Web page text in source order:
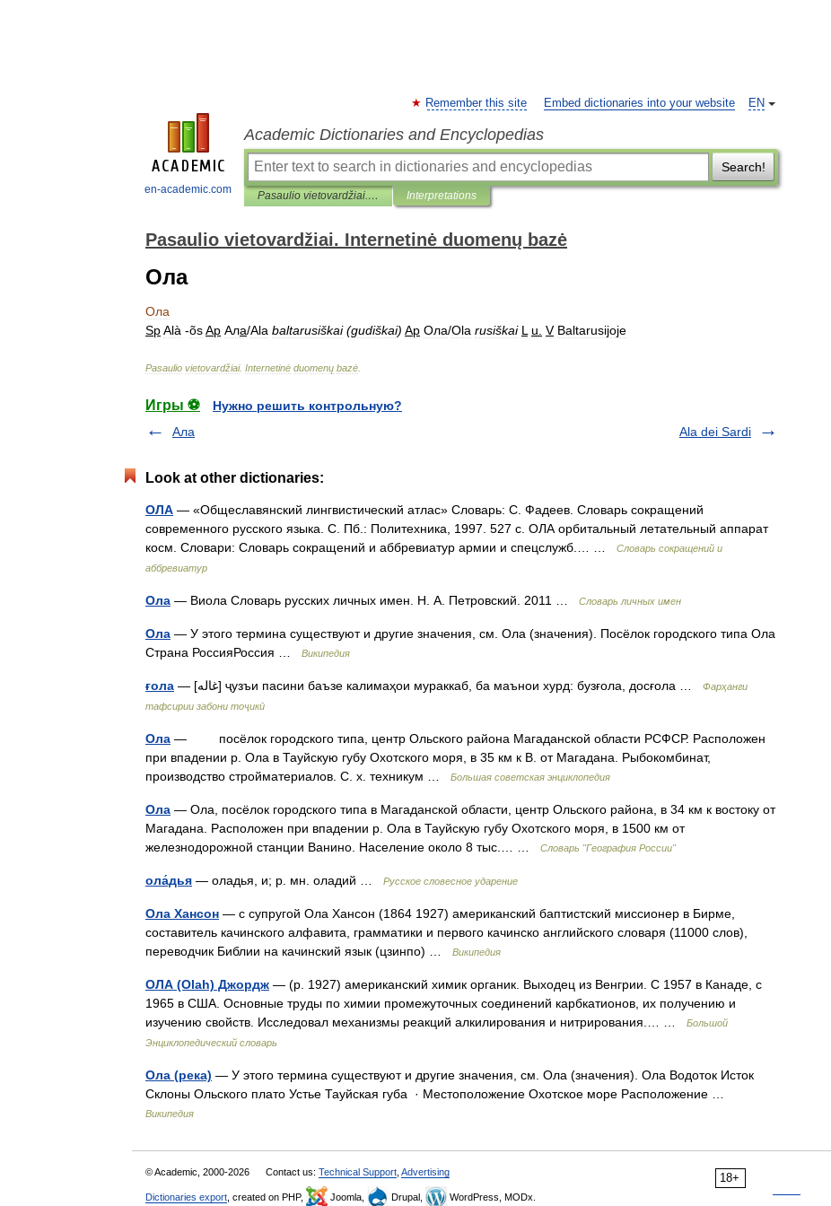
en-academic.com
EN
Remember this site Embed dictionaries into your website
Academic Dictionaries and Encyclopedias
Search!
Pasaulio vietovardžiai. Internetinė duomenų bazė Interpretations
Pasaulio vietovardžiai. Internetinė duomenų bazė
Ола
Ола
SpAlà -õsAp Ала/Ala baltarusiškai(gudiškai) Ap Ола/Ola rusiškai L u V Baltarusijoje
Pasaulio vietovardžiai. Internetinė duomenų bazė
Игры ⚽
Нужно решить контрольную?
Ала
Ala dei Sardi
Look at other dictionaries:
ОЛА — «Общеславянский лингвистический атлас» Словарь: С. Фадеев. Словарь сокращений
современного русского языка. С. Пб.: Политехника, 1997. 527 с. ОЛА орбитальный летательный аппарат
косм. Словари: Словарь сокращений и аббревиатур армии и спецслужб.… …
Словарь сокращений и
аббревиатур
Ола — Виола Словарь русских личных имен. Н. А. Петровский. 2011 … Словарь личных имен
Ола — У этого термина существуют и другие значения, см. Ола (значения). Посёлок городского типа Ола
Страна РоссияРоссия …
Википедия
ғола — [غاله] ҷузъи пасини баъзе калимаҳои мураккаб, ба маънои хурд: бузғола, досғола …
Фарҳанги
тафсирии забони тоҷикӣ
Ола — посёлок городского типа, центр Ольского района Магаданской области РСФСР. Расположен
при впадении р. Ола в Тауйскую губу Охотского моря, в 35 км к В. от Магадана. Рыбокомбинат,
производство стройматериалов. С. х. техникум …
Большая советская энциклопедия
Ола — Ола, посёлок городского типа в Магаданской области, центр Ольского района, в 34 км к востоку от
Магадана. Расположен при впадении р. Ола в Тауйскую губу Охотского моря, в 1500 км от
железнодорожной станции Ванино. Население около 8 тыс.… …
Словарь "География России"
ола́дья — оладья, и; р. мн. оладий … Русское словесное ударение
Ола Хансон — с супругой Ола Хансон (1864 1927) американский баптистский миссионер в Бирме,
составитель качинского алфавита, грамматики и первого качинско английского словаря (11000 слов),
переводчик Библии на качинский язык (цзинпо) …
Википедия
ОЛА (Olah) Джордж — (р. 1927) американский химик органик. Выходец из Венгрии. С 1957 в Канаде, с
1965 в США. Основные труды по химии промежуточных соединений карбкатионов, их получению и
изучению свойств. Исследовал механизмы реакций алкилирования и нитрирования.… …
Большой
Энциклопедический словарь
Ола (река) — У этого термина существуют и другие значения, см. Ола (значения). Ола Водоток Исток
Склоны Ольского плато Устье Тауйская губа · Местоположение Охотское море Расположение …
Википедия
18+
© Academic, 2000-2026 Contact us: Technical Support Advertising
Dictionaries export , created on PHP, Joomla, Drupal, WordPress, MODx.